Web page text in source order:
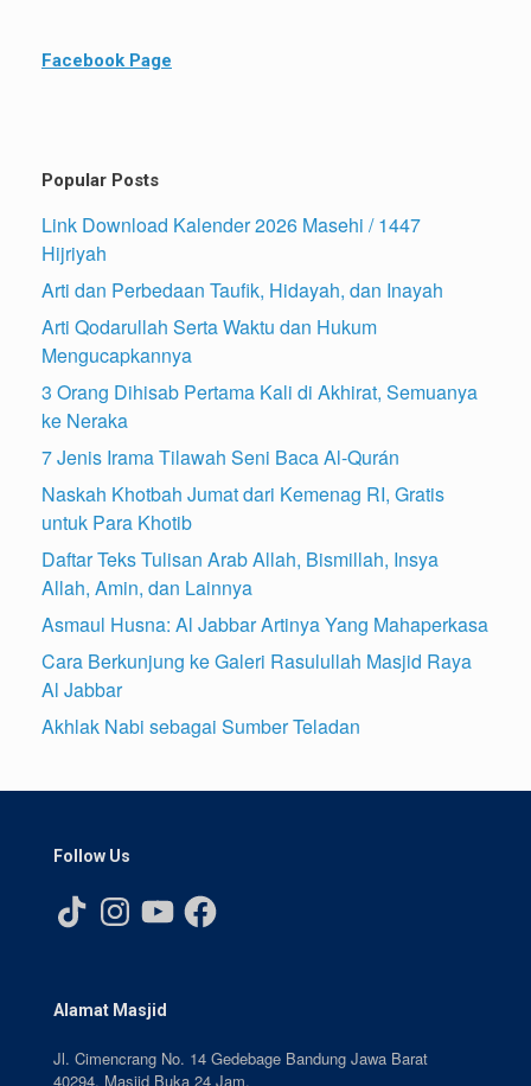
Facebook Page
Popular Posts
Link Download Kalender 2026 Masehi / 1447
Hijriyah
Arti dan Perbedaan Taufik, Hidayah, dan Inayah
Arti Qodarullah Serta Waktu dan Hukum
Mengucapkannya
3 Orang Dihisab Pertama Kali di Akhirat, Semuanya
ke Neraka
7 Jenis Irama Tilawah Seni Baca Al-Qurán
Naskah Khotbah Jumat dari Kemenag RI, Gratis
untuk Para Khotib
Daftar Teks Tulisan Arab Allah, Bismillah, Insya
Allah, Amin, dan Lainnya
Asmaul Husna: Al Jabbar Artinya Yang Mahaperkasa
Cara Berkunjung ke Galeri Rasulullah Masjid Raya
Al Jabbar
Akhlak Nabi sebagai Sumber Teladan
Follow Us
TikTok InstagramYouTubeFacebook
Alamat Masjid
Jl. Cimencrang No. 14 Gedebage Bandung Jawa Barat
40294. Masjid Buka 24 Jam.